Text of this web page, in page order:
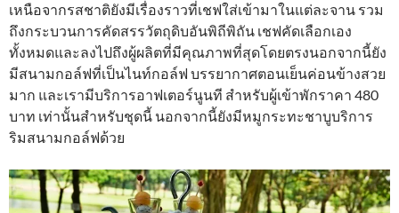
เหนือจากรสชาติยังมีเรื่องราวที่เชฟใส่เข้ามาในแต่ละจาน รวม
ถึงกระบวนการคัดสรรวัตถุดิบอันพิถีพิถัน เชฟคัดเลือกเอง
ทั้งหมดและลงไปถึงผู้ผลิตที่มีคุณภาพที่สุดโดยตรงนอกจากนี้ยัง
มีสนามกอล์ฟที่เป็นไนท์กอล์ฟ บรรยากาศตอนเย็นค่อนข้างสวย
มาก และเรามีบริการอาฟเตอร์นูนที สำหรับผู้เข้าพักราคา 480
บาท เท่านั้นสำหรับชุดนี้ นอกจากนี้ยังมีหมูกระทะชาบูบริการ
ริมสนามกอล์ฟด้วย